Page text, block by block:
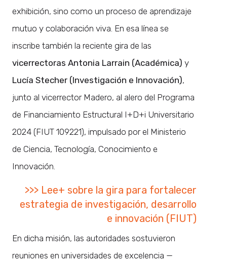
exhibición, sino como un proceso de aprendizaje
mutuo y colaboración viva. En esa línea se
inscribe también la reciente gira de las
vicerrectoras Antonia Larrain (Académica) y
Lucía Stecher (Investigación e Innovación),
junto al vicerrector Madero, al alero del Programa
de Financiamiento Estructural I+D+i Universitario
2024 (FIUT 109221), impulsado por el Ministerio
de Ciencia, Tecnología, Conocimiento e
Innovación.
>>> Lee+ sobre la gira para fortalecer
estrategia de investigación, desarrollo
e innovación (FIUT)
En dicha misión, las autoridades sostuvieron
reuniones en universidades de excelencia —